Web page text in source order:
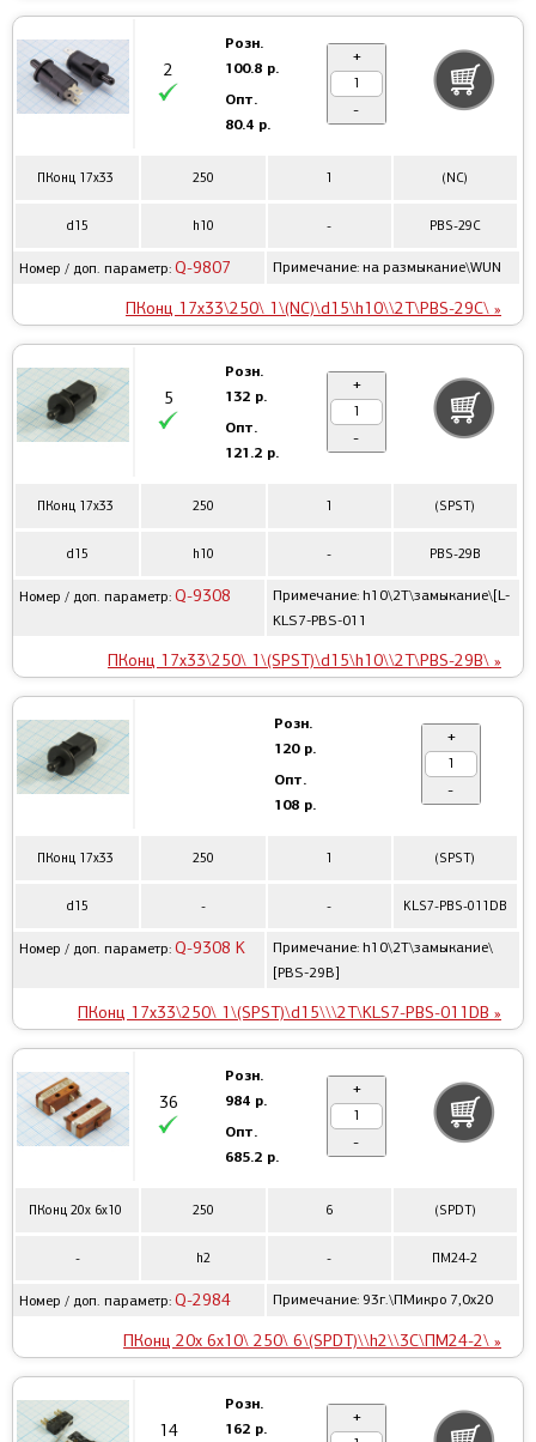
ПКонц 17x33 250 1 (NC)
d15 h10 - PBS-29C
Номер / доп. параметр: Q-9807 Примечание: на размыкание\WUN
ПКонц 17x33\250\ 1\(NC)\d15\h10\\2T\PBS-29C\ »
2
Розн.
100.8 р.
Опт.
80.4 р.
+
-
ПКонц 17x33 250 1 (SPST)
d15 h10 - PBS-29B
Номер / доп. параметр: Q-9308
Примечание: h10\2T\замыкание\[L-
KLS7-PBS-011
ПКонц 17x33\250\ 1\(SPST)\d15\h10\\2T\PBS-29B\ »
5
Розн.
132 р.
Опт.
121.2 р.
+
-
ПКонц 17x33 250 1 (SPST)
d15 - - KLS7-PBS-011DB
Номер / доп. параметр: Q-9308 K
Примечание: h10\2T\замыкание\
[PBS-29B]
ПКонц 17x33\250\ 1\(SPST)\d15\\\2T\KLS7-PBS-011DB »
Розн.
120 р.
Опт.
108 р.
+
-
ПКонц 20x 6x10 250 6 (SPDT)
- h2 - ПМ24-2
Номер / доп. параметр: Q-2984 Примечание: 93г.\ПМикро 7,0x20
ПКонц 20x 6x10\ 250\ 6\(SPDT)\\h2\\3C\ПМ24-2\ »
36
Розн.
984 р.
Опт.
685.2 р.
+
-
14
Розн.
162 р.
+